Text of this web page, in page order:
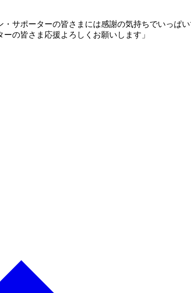
サポーターの皆さまには感謝の気持ちでいっぱ
の皆さま応援よろしくお願いします」